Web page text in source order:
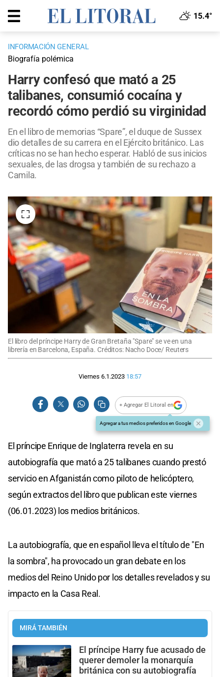
15.4°
INFORMACIÓN GENERAL
Biografía polémica
Harry confesó que mató a 25
talibanes, consumió cocaína y
recordó cómo perdió su virginidad
En el libro de memorias “Spare”, el duque de Sussex
dio detalles de su carrera en el Ejército británico. Las
críticas no se han hecho esperar. Habló de sus inicios
sexuales, de las drogsa y también de su rechazo a
Camila.
El libro del príncipe Harry de Gran Bretaña "Spare" se ve en una
librería en Barcelona, España. Créditos: Nacho Doce/ Reuters
Viernes 6.1.2023 18:57
+ Agregar El Litoral en
Agregar a tus medios preferidos en Google
El príncipe Enrique de Inglaterra revela en su
autobiografía que mató a 25 talibanes cuando prestó
servicio en Afganistán como piloto de helicóptero,
según extractos del libro que publican este viernes
(06.01.2023) los medios británicos.
La autobiografía, que en español lleva el título de "En
la sombra", ha provocado un gran debate en los
medios del Reino Unido por los detalles revelados y su
impacto en la Casa Real.
MIRÁ TAMBIÉN
El príncipe Harry fue acusado de
querer demoler la monarquía
británica con su autobiografía